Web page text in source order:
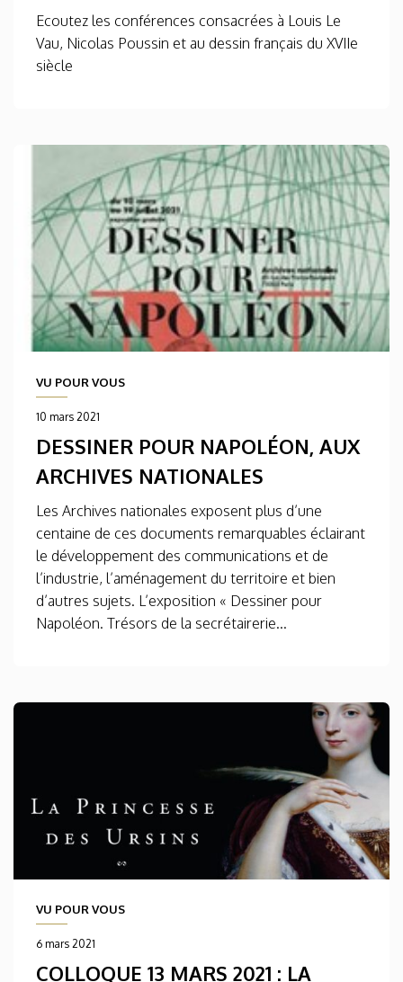
Ecoutez les conférences consacrées à Louis Le
Vau, Nicolas Poussin et au dessin français du XVIIe
siècle
VU POUR VOUS
10 mars 2021
DESSINER POUR NAPOLÉON, AUX
ARCHIVES NATIONALES
Les Archives nationales exposent plus d’une
centaine de ces documents remarquables éclairant
le développement des communications et de
l’industrie, l’aménagement du territoire et bien
d’autres sujets. L’exposition « Dessiner pour
Napoléon. Trésors de la secrétairerie...
VU POUR VOUS
6 mars 2021
COLLOQUE 13 MARS 2021 : LA